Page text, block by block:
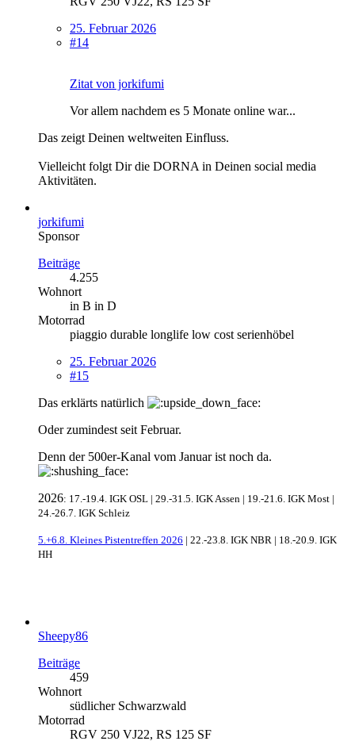
25. Februar 2026
#14
Zitat von jorkifumi
Vor allem nachdem es 5 Monate online war...
Das zeigt Deinen weltweiten Einfluss.
Vielleicht folgt Dir die DORNA in Deinen social media
Aktivitäten.
jorkifumi
Sponsor
Beiträge
4.255
Wohnort
in B in D
Motorrad
piaggio durable longlife low cost serienhöbel
25. Februar 2026
#15
Das erklärts natürlich
Oder zumindest seit Februar.
Denn der 500er-Kanal vom Januar ist noch da.
2026: 17.-19.4. IGK OSL | 29.-31.5. IGK Assen | 19.-21.6. IGK Most |
24.-26.7. IGK Schleiz
5.+6.8. Kleines Pistentreffen 2026 | 22.-23.8. IGK NBR | 18.-20.9. IGK
HH
Sheepy86
Beiträge
459
Wohnort
südlicher Schwarzwald
Motorrad
RGV 250 VJ22, RS 125 SF